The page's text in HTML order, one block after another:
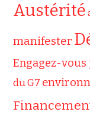
Austérité
manifester
Engagez-
du G7